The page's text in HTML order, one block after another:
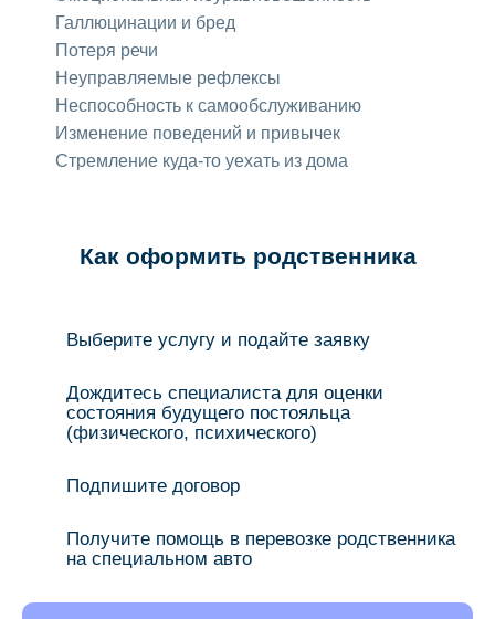
Галлюцинации и бред
Потеря речи
Неуправляемые рефлексы
Неспособность к самообслуживанию
Изменение поведений и привычек
Стремление куда-то уехать из дома
Как оформить родственника
Выберите услугу и подайте заявку
Дождитесь специалиста для оценки
состояния будущего постояльца
(физического, психического)
Подпишите договор
Получите помощь в перевозке родственника
на специальном авто